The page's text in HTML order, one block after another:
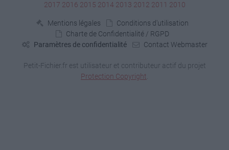
2017 2016 2015 2014 2013 2012 2011 2010
Mentions légales
Conditions d'utilisation
Charte de Confidentialité / RGPD
Paramètres de confidentialité
Contact Webmaster
Petit-Fichier.fr est utilisateur et contributeur actif du projet
Protection Copyright.